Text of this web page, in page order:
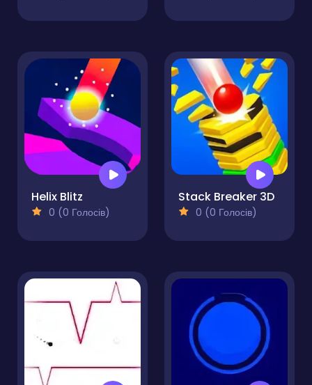
Helix Blitz
0 (0 Голосів)
Stack Breaker 3D
0 (0 Голосів)